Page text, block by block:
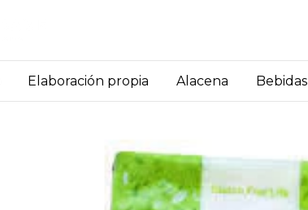
Elaboración propia Alacena Bebidas